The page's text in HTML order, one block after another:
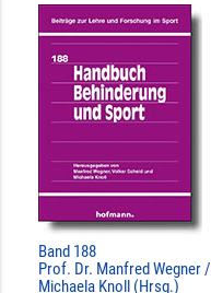
Band 188
Prof. Dr. Manfred Wegner
Michaela Knoll (Hrsg.)